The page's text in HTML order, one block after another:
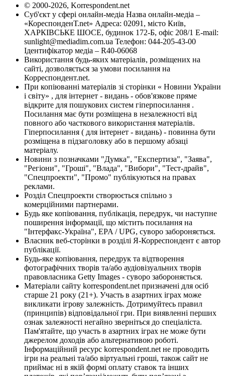
© 2000-2026, Korrespondent.net
Суб'єкт у сфері онлайн-медіа Назва онлайн-медіа –
«КореспонденТ.net» Адреса: 02091, місто Київ,
ХАРКІВСЬКЕ ШОСЕ, будинок 172-Б, офіс 208/1 E-mail:
sunlight@mediadim.com.ua Телефон: 044-205-43-00
Ідентифікатор медіа – R40-06068
Використання будь-яких матеріалів, розміщених на
сайті, дозволяється за умови посилання на
Корреспондент.net.
При копіюванні матеріалів зі сторінки « Новини України
і світу» , для інтернет - видань - обов'язкове пряме
відкрите для пошукових систем гіперпосилання .
Посилання має бути розміщена в незалежності від
повного або часткового використання матеріалів.
Гіперпосилання ( для інтернет - видань) - повинна бути
розміщена в підзаголовку або в першому абзаці
матеріалу.
Новини з позначками "Думка", "Експертиза", "Заява",
"Регіони", "Гроші", "Влада", "Вибори", "Тест-драйв",
"Спецпроекти", "Промо" публікуються на правах
реклами.
Розділ Спецпроекти створюється спільно з
комерційними партнерами.
Будь яке копіювання, публікація, передрук, чи наступне
поширення інформації, що містить посилання на
"Інтерфакс-Україна", EPA / UPG, суворо забороняється.
Власник веб-сторінки в розділі Я-Корреспондент є автор
публікації.
Будь-яке копіювання, передрук та відтворення
фотографічних творів та/або аудіовізуальних творів
правовласника Getty Images - суворо забороняється.
Матеріали сайту korrespondent.net призначені для осіб
старше 21 року (21+). Участь в азартних іграх може
викликати ігрову залежність. Дотримуйтесь правил
(принципів) відповідальної гри. При виявленні перших
ознак залежності негайно зверніться до спеціаліста.
Пам'ятайте, що участь в азартних іграх не може бути
джерелом доходів або альтернативою роботі.
Інформаційний ресурс korrespondent.net не проводить
ігри на реальні та/або віртуальні гроші, також сайт не
приймає ні в якій формі оплату ставок та інших